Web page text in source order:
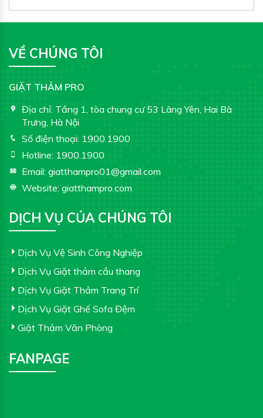
VỀ CHÚNG TÔI
GIẶT THẢM PRO
Địa chỉ: Tầng 1, tòa chung cư 53 Lãng Yên, Hai Bà
Trưng, Hà Nội
Số điện thoại: 1900.1900
Hotline: 1900.1900
Email: giatthampro01@gmail.com
Website: giatthampro.com
DỊCH VỤ CỦA CHÚNG TÔI
Dịch Vụ Vệ Sinh Công Nghiệp
Dịch Vụ Giặt thảm cầu thang
Dịch Vụ Giặt Thảm Trang Trí
Dịch Vụ Giặt Ghế Sofa Đệm
Giặt Thảm Văn Phòng
FANPAGE